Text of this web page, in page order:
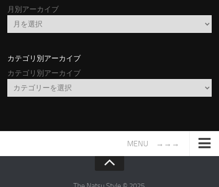
月別アーカイブ
カテゴリ別アーカイブ
カテゴリ別アーカイブ
MENU →→→